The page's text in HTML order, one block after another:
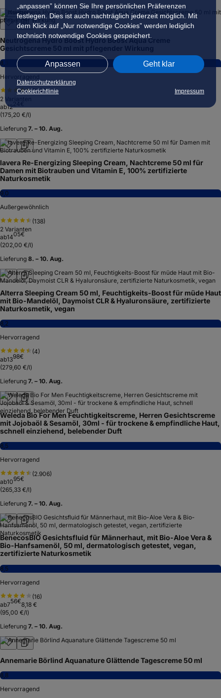
„anpassen” können Sie Ihre persönlichen Präferenzen
festlegen. Dies ist auch nachträglich jederzeit möglich. Mit
dem Klick auf „Nur notwendige Cookies” werden lediglich
technisch notwendige Cookies gespeichert.
Anpassen Geht klar
Datenschutzerklärung
Cookierichtlinie
Impressum
Testsieger
Neutrogena Hydro Boost Hydro Boost Aqua Creme
Gesichtscreme 50 ml mit pflegender Wirkung
8,3
Hervorragend
(3.931)
2 Varianten
ab12
(175,20 €/l)
Lieferung 7. – 10. Aug.
lavera Re-Energizing Sleeping Cream, Nachtcreme 50 ml für
Damen mit Biotrauben und Vitamin E, 100% zertifizierte
Naturkosmetik
9,0
Außergewöhnlich
(138)
2 Varianten
ab1405€
(202,00 €/l)
Lieferung 8. – 10. Aug.
Alterra Sleeping Cream 50 ml, Feuchtigkeits-Boost für müde Haut
mit Bio-Mandelöl, Daymoist CLR & Hyaluronsäure, zertifizierte
Naturkosmetik, vegan
8,2
Hervorragend
(4)
ab1398€
(279,60 €/l)
Lieferung 7. – 10. Aug.
Weleda Bio For Men Feuchtigkeitscreme, Herren Gesichtscreme
mit Jojobaöl & Sesamöl, 30ml - für trockene & empfindliche Haut,
schnell einziehend, belebender Duft
8,5
Hervorragend
(2.906)
ab1095€
(265,33 €/l)
Lieferung 7. – 10. Aug.
BenecosBIO Gesichtsfluid für Männerhaut, mit Bio-Aloe Vera &
Bio-Hanfsamenöl, 50 ml, dermatologisch getestet, vegan,
zertifizierte Naturkosmetik
8,5
Hervorragend
(16)
ab756€8,18 €
(95,00 €/l)
Lieferung 7. – 10. Aug.
Annemarie Börlind Aquanature Glättende Tagescreme 50 ml
8,8
Hervorragend